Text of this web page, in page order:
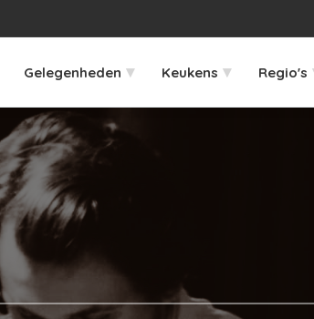
Gelegenheden ▾ Keukens ▾ Regio's